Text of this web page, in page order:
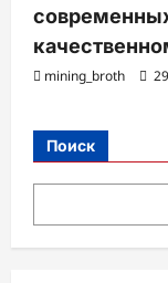
mining_broth
Поиск